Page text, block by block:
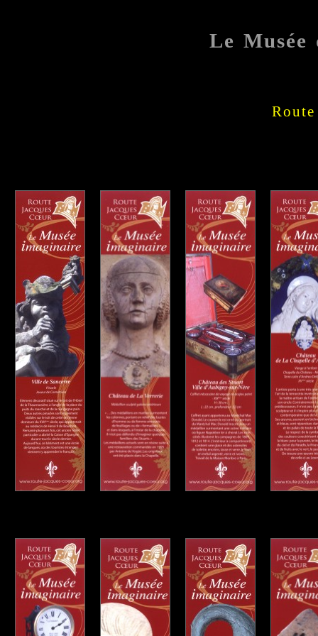
Le Musée